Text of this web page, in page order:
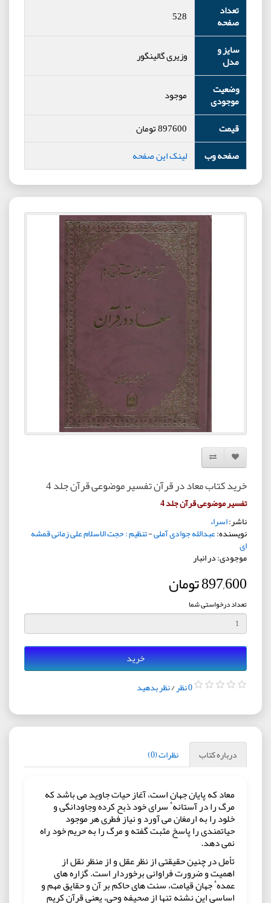
تعداد
صفحه
528
سایز و
مدل
وزیری گالینگور
وضعیت
موجودی
موجود
قیمت
897600تومان
صفحه وب
لینک این صفحه
افزودن به لیست دلخواه
مقایسه این محصول
خرید کتاب معاد در قرآن تفسیر موضوعی قرآن جلد 4
تفسیر موضوعی قرآن جلد 4
ناشر:اسراء
نویسنده:عبدالله جوادی آملی-تنظیم : حجت الاسلام علی زمانی قمشه
ای
موجودی: در انبار
897,600 تومان
تعداد درخواستی شما
خرید
0 نظر /نظر بدهید
درباره کتاب نظرات (0)
معاد که پایان جهان است، آغاز حیات جاوید می باشد که
مرگ را در آستانهٴ سرای خود ذبح کرده وجاودانگی و
خلود را به ارمغان می آورد و نیاز فطری هر موجود
حیاتمندی را پاسخ مثبت گفته و مرگ را به حریم خود راه
نمی دهد.
تأمل در چنین حقیقتی از نظر عقل و از منظر نقل از
اهمیت و ضرورت فراوانی برخوردار است. گزاره های
عمدهٴ جهان قیامت، سنت های حاکم بر آن و حقایق مهم و
اساسی این نشئه تنها از صحیفه وحی، یعنی قرآن کریم